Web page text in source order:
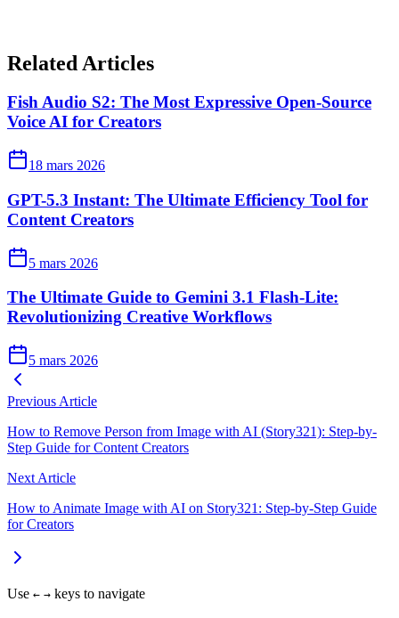
Related Articles
Fish Audio S2: The Most Expressive Open-Source
Voice AI for Creators
18 mars 2026
GPT-5.3 Instant: The Ultimate Efficiency Tool for
Content Creators
5 mars 2026
The Ultimate Guide to Gemini 3.1 Flash-Lite:
Revolutionizing Creative Workflows
5 mars 2026
Previous Article
How to Remove Person from Image with AI (Story321): Step-by-
Step Guide for Content Creators
Next Article
How to Animate Image with AI on Story321: Step-by-Step Guide
for Creators
Use ← → keys to navigate